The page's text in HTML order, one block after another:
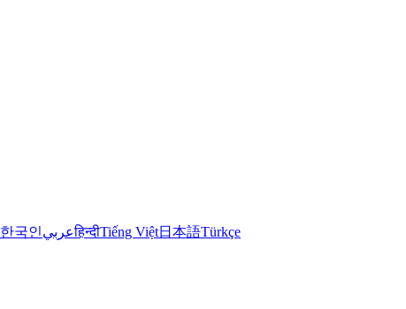
한국인عربيहिन्दीTiếng Việt日本語Türkçe